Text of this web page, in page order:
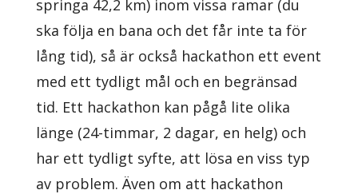
springa 42,2 km) inom vissa ramar (du
ska följa en bana och det får inte ta för
lång tid), så är också hackathon ett event
med ett tydligt mål och en begränsad
tid. Ett hackathon kan pågå lite olika
länge (24-timmar, 2 dagar, en helg) och
har ett tydligt syfte, att lösa en viss typ
av problem. Även om att hackathon